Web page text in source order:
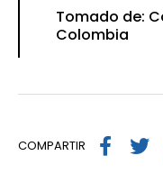
Tomado de:
Colombia
COMPARTIR